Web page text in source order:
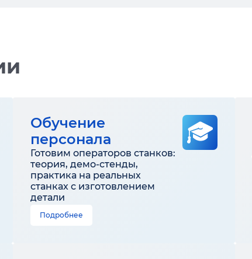
Обучение
персонала
Готовим операторов станков:
теория, демо-стенды,
практика на реальных
станках с изготовлением
детали
Подробнее